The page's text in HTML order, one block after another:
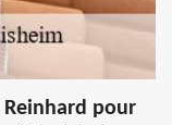
Reinhard pour